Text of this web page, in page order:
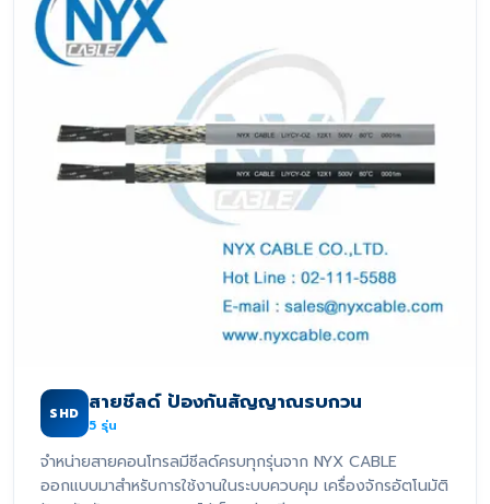
SHD สายชีลด์ ป้องกันสัญญาณรบกวน
5 รุ่น
จำหน่ายสายคอนโทรลมีชีลด์ครบทุกรุ่นจาก NYX CABLE
ออกแบบมาสำหรับการใช้งานในระบบควบคุม เครื่องจักรอัตโนมัติ